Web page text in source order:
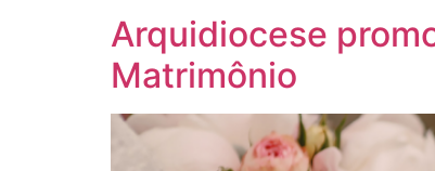
Arquidiocese
Matrimônio